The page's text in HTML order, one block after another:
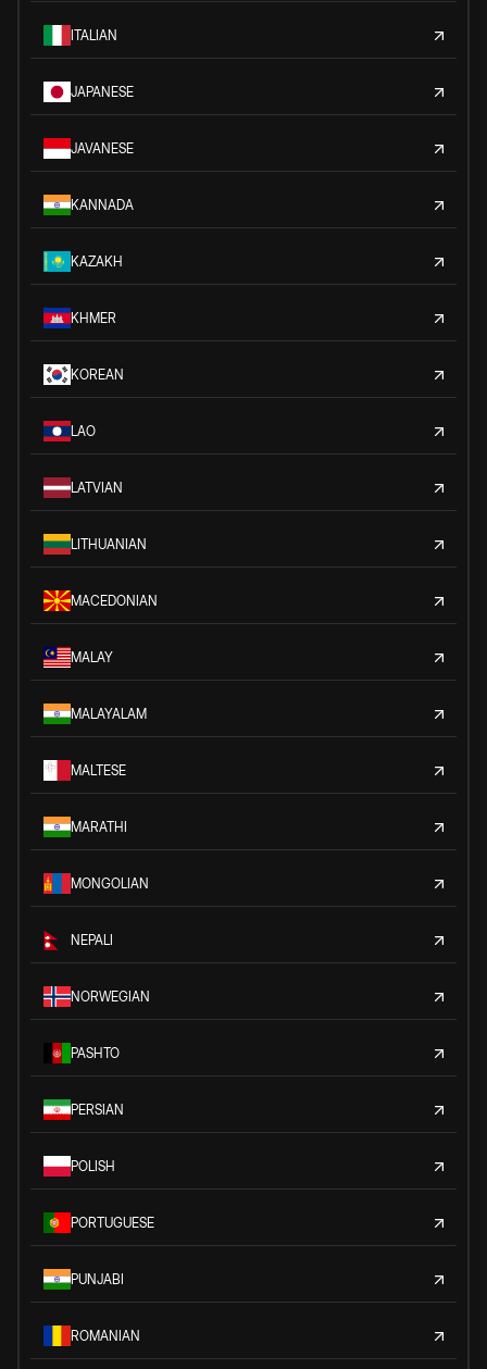
ITALIAN
JAPANESE
JAVANESE
KANNADA
KAZAKH
KHMER
KOREAN
LAO
LATVIAN
LITHUANIAN
MACEDONIAN
MALAY
MALAYALAM
MALTESE
MARATHI
MONGOLIAN
NEPALI
NORWEGIAN
PASHTO
PERSIAN
POLISH
PORTUGUESE
PUNJABI
ROMANIAN